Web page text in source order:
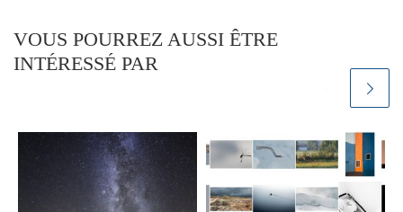
VOUS POURREZ AUSSI ÊTRE
INTÉRESSÉ PAR